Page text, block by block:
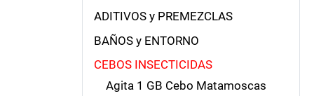
ADITIVOS y PREMEZCLAS
BAÑOS y ENTORNO
CEBOS INSECTICIDAS
Agita 1 GB Cebo Matamoscas